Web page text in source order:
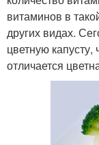
витаминов в
других видах.
цветную капусту,
отличается